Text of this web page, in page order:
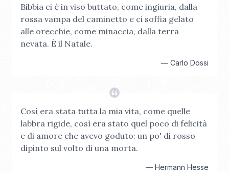
Bibbia ci è in viso buttato, come ingiuria, dalla
rossa vampa del caminetto e ci soffia gelato
alle orecchie, come minaccia, dalla terra
nevata. È il Natale.
— Carlo Dossi
Così era stata tutta la mia vita, come quelle
labbra rigide, così era stato quel poco di felicità
e di amore che avevo goduto: un po' di rosso
dipinto sul volto di una morta.
— Hermann Hesse